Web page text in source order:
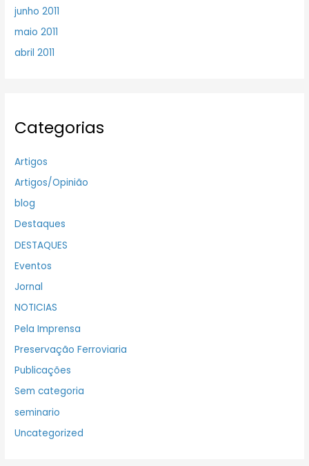
junho 2011
maio 2011
abril 2011
Categorias
Artigos
Artigos/Opinião
blog
Destaques
DESTAQUES
Eventos
Jornal
NOTICIAS
Pela Imprensa
Preservação Ferroviaria
Publicações
Sem categoria
seminario
Uncategorized